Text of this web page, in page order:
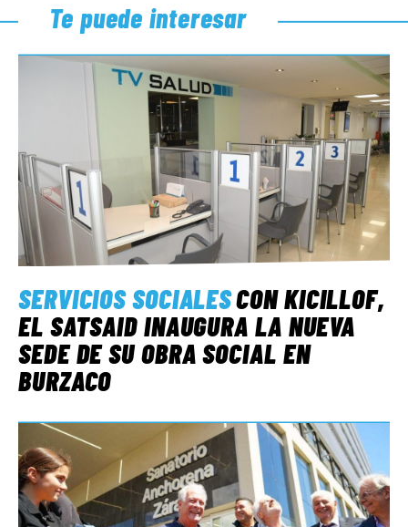
Te puede interesar
SERVICIOS SOCIALESCON KICILLOF,
EL SATSAID INAUGURA LA NUEVA
SEDE DE SU OBRA SOCIAL EN
BURZACO